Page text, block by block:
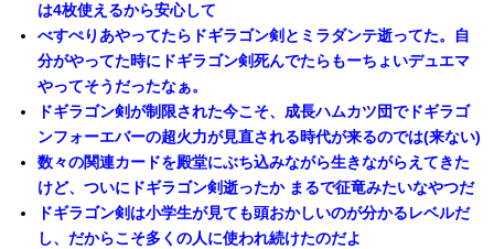
は4枚使えるから安心して
べすぺりあやってたらドギラゴン剣とミラダンテ逝ってた。自
分がやってた時にドギラゴン剣死んでたらもーちょいデュエマ
やってそうだったなぁ。
ドギラゴン剣が制限された今こそ、成長ハムカツ団でドギラゴ
ンフォーエバーの超火力が見直される時代が来るのでは(来ない)
数々の関連カードを殿堂にぶち込みながら生きながらえてきた
けど、ついにドギラゴン剣逝ったか まるで征竜みたいなやつだ
ドギラゴン剣は小学生が見ても頭おかしいのが分かるレベルだ
し、だからこそ多くの人に使われ続けたのだよ